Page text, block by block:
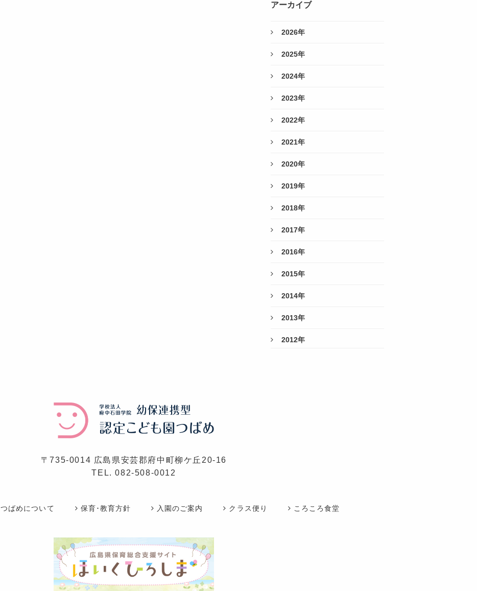
アーカイブ
2026年
2025年
2024年
2023年
2022年
2021年
2020年
2019年
2018年
2017年
2016年
2015年
2014年
2013年
2012年
〒735-0014 広島県安芸郡府中町柳ケ丘20-16
TEL.082-508-0012
つばめについて 保育･教育方針 入園のご案内 クラス便り ころころ食堂